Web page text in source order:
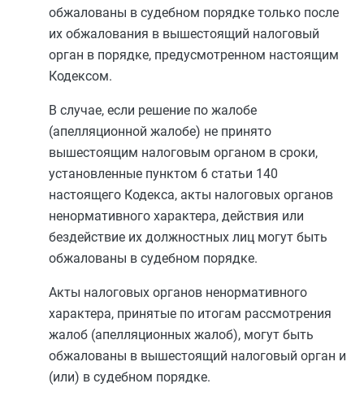
обжалованы в судебном порядке только после
их обжалования в вышестоящий налоговый
орган в порядке, предусмотренном настоящим
Кодексом.
В случае, если решение по жалобе
(апелляционной жалобе) не принято
вышестоящим налоговым органом в сроки,
установленные пунктом 6 статьи 140
настоящего Кодекса, акты налоговых органов
ненормативного характера, действия или
бездействие их должностных лиц могут быть
обжалованы в судебном порядке.
Акты налоговых органов ненормативного
характера, принятые по итогам рассмотрения
жалоб (апелляционных жалоб), могут быть
обжалованы в вышестоящий налоговый орган и
(или) в судебном порядке.